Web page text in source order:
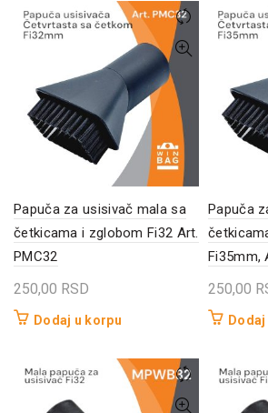
Papuča za usisivač mala sa
četkicama i zglobom Fi32 Art.
PMC32
250,00 RSD
Dodaj u korpu
Papuča
Fi35mm,
250,00